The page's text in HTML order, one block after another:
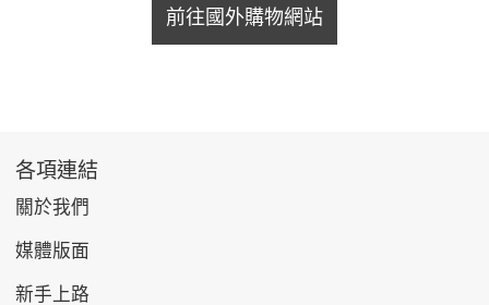
前往國外購物網站
各項連結
關於我們
媒體版面
新手上路